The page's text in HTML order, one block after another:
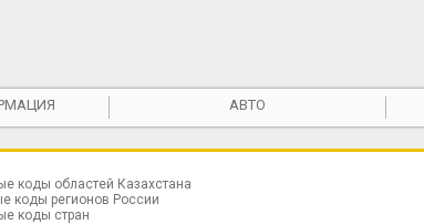
АВТО
коды областей Казахстана
коды регионов России
коды стран